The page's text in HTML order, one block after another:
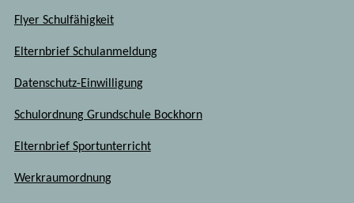
Flyer Schulfähigkeit
Elternbrief Schulanmeldung
Datenschutz-Einwilligung
Schulordnung Grundschule Bockhorn
Elternbrief Sportunterricht
Werkraumordnung